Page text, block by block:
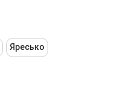
Яресько